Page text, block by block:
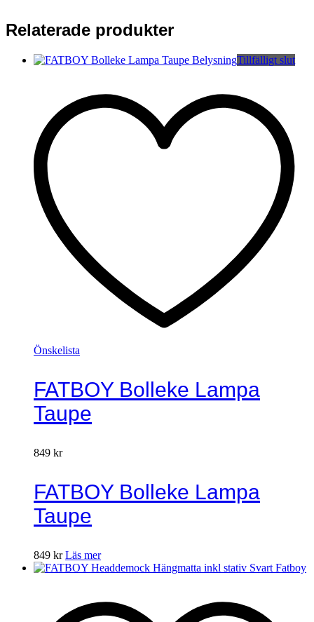
Relaterade produkter
Tillfälligt slut
Önskelista
FATBOY Bolleke Lampa
Taupe
849 kr
FATBOY Bolleke Lampa
Taupe
849 kr Läs mer